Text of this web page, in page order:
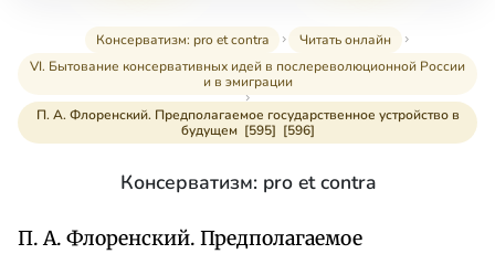
Консерватизм: pro et contra
Читать онлайн
VI. Бытование консервативных идей в послереволюционной России
и в эмиграции
П. А. Флоренский. Предполагаемое государственное устройство в
будущем [595] [596]
Консерватизм: pro et contra
П. А. Флоренский. Предполагаемое